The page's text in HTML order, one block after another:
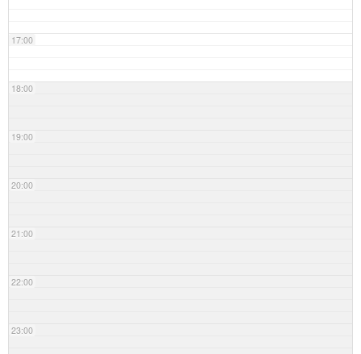
17:00
18:00
19:00
20:00
21:00
22:00
23:00